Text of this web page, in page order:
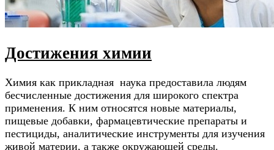
Достижения химии
Химия как прикладная наука предоставила людям
бесчисленные достижения для широкого спектра
применения. К ним относятся новые материалы,
пищевые добавки, фармацевтические препараты и
пестициды, аналитические инструменты для изучения
живой материи, а также окружающей среды.